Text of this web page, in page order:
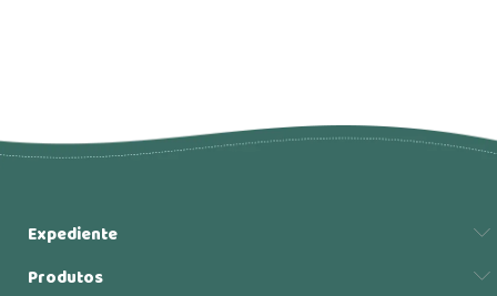
Expediente
Produtos